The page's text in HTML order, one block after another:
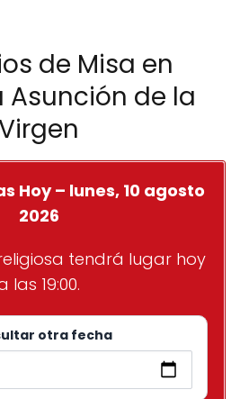
de Misa en
Asunción de la
Hoy – lunes, 10 agosto
2026
tendrá lugar hoy
las 19:00.
otra fecha